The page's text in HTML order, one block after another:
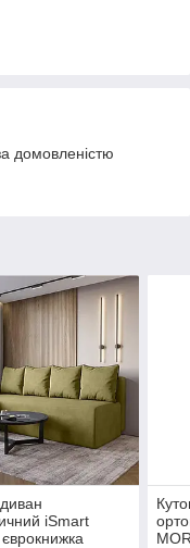
домовленістю
iSmart